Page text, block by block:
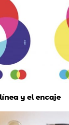
y el encaje